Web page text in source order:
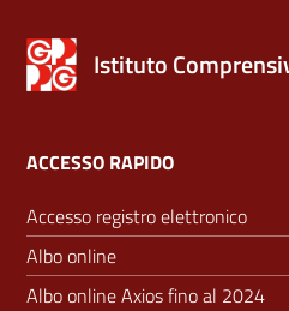
Istituto
ACCESSO RAPIDO
Accesso registro elettronico
Albo online
Albo online Axios fino al 2024